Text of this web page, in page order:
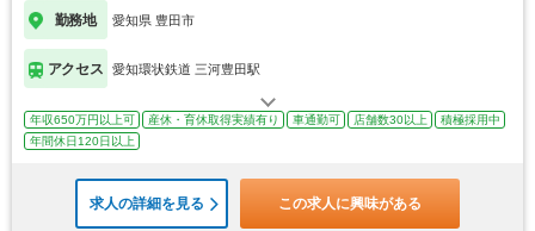
勤務地 愛知県 豊田市
アクセス 愛知環状鉄道 三河豊田駅
年収650万円以上可 産休・育休取得実績有り 車通勤可 店舗数30以上
積極採用中
年間休日120日以上
求人の詳細を見る この求人に興味がある